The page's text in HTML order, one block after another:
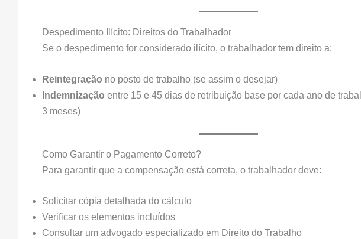
Despedimento Ilícito: Direitos do Trabalhador
Se o despedimento for considerado ilícito, o trabalhador tem direito a:
Reintegração no posto de trabalho (se assim o desejar)
Indemnização entre 15 e 45 dias de retribuição base por cada ano de
3 meses)
Como Garantir o Pagamento Correto?
Para garantir que a compensação está correta, o trabalhador deve:
Solicitar cópia detalhada do cálculo
Verificar os elementos incluídos
Consultar um advogado especializado em Direito do Trabalho